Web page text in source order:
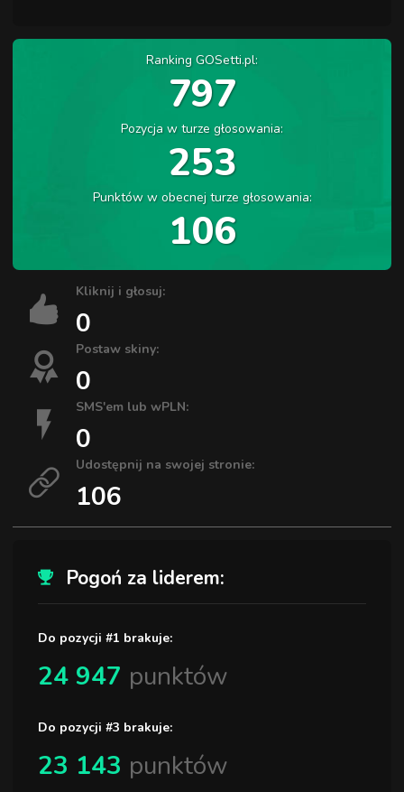
Ranking GOSetti.pl:
797
Pozycja w turze głosowania:
253
Punktów w obecnej turze głosowania:
106
Kliknij i głosuj:
0
Postaw skiny:
0
SMS'em lub wPLN:
0
Udostępnij na swojej stronie:
106
Pogoń za liderem:
Do pozycji #1 brakuje:
24 947 punktów
Do pozycji #3 brakuje:
23 143 punktów